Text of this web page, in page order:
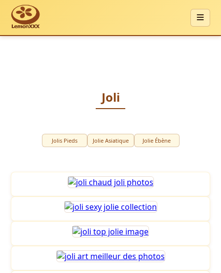
Joli
Jolis Pieds Jolie Asiatique Jolie Ébène